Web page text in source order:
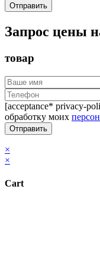
Запрос цены
товар
[acceptance* privacy-
обработку моих
×
×
Cart